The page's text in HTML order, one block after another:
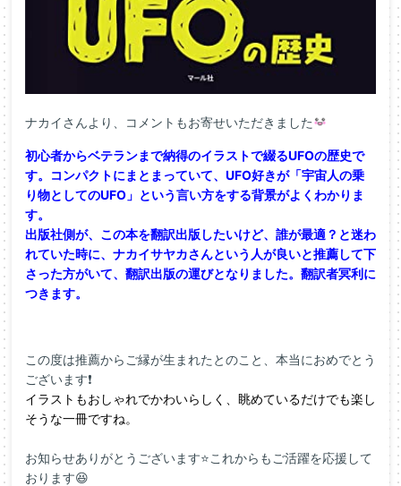
ナカイさんより、コメントもお寄せいただきました
初心者からベテランまで納得のイラストで綴るUFOの歴史で
す。コンパクトにまとまっていて、UFO好きが「宇宙人の乗
り物としてのUFO」という言い方をする背景がよくわかりま
す。
出版社側が、この本を翻訳出版したいけど、誰が最適？と迷わ
れていた時に、ナカイサヤカさんという人が良いと推薦して下
さった方がいて、翻訳出版の運びとなりました。翻訳者冥利に
つきます。
この度は推薦からご縁が生まれたとのこと、本当におめでとう
ございます❗
イラストもおしゃれでかわいらしく、眺めているだけでも楽し
そうな一冊ですね。
お知らせありがとうございます⭐これからもご活躍を応援して
おります😆